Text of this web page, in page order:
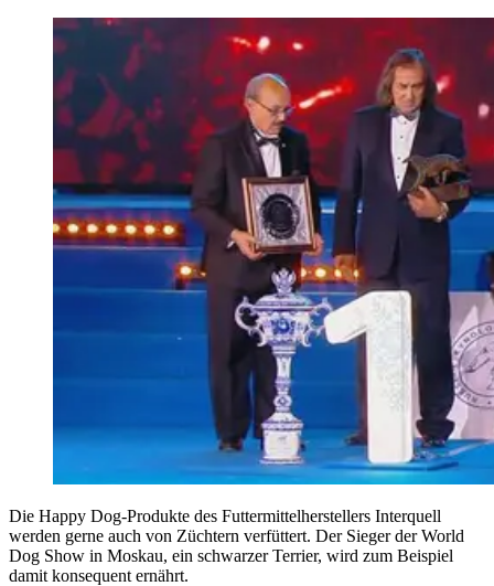
Die Happy Dog-Produkte des Futtermittelherstellers Interquell
werden gerne auch von Züchtern verfüttert. Der Sieger der World
Dog Show in Moskau, ein schwarzer Terrier, wird zum Beispiel
damit konsequent ernährt.